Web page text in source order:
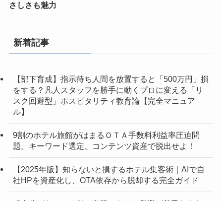
さしさも魅力
新着記事
【部下育成】指示待ち人間を放置すると「500万円」損
をする？凡人スタッフを勝手に動くプロに変える「リ
スク回避型」ホスピタリティ教育論【完全マニュア
ル】
9割のホテル旅館がはまるＯＴＡ手数料利益率圧迫問
題。キーワード選定、コンテンツ資産で脱出せよ！
【2025年版】知らないと損するホテル集客術｜AIで自
社HPを資産化し、OTA依存から脱却する完全ガイド